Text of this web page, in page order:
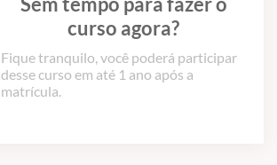
curso agora?
Fique tranquilo, você poderá participar
desse curso em até 1 ano após a
matrícula.